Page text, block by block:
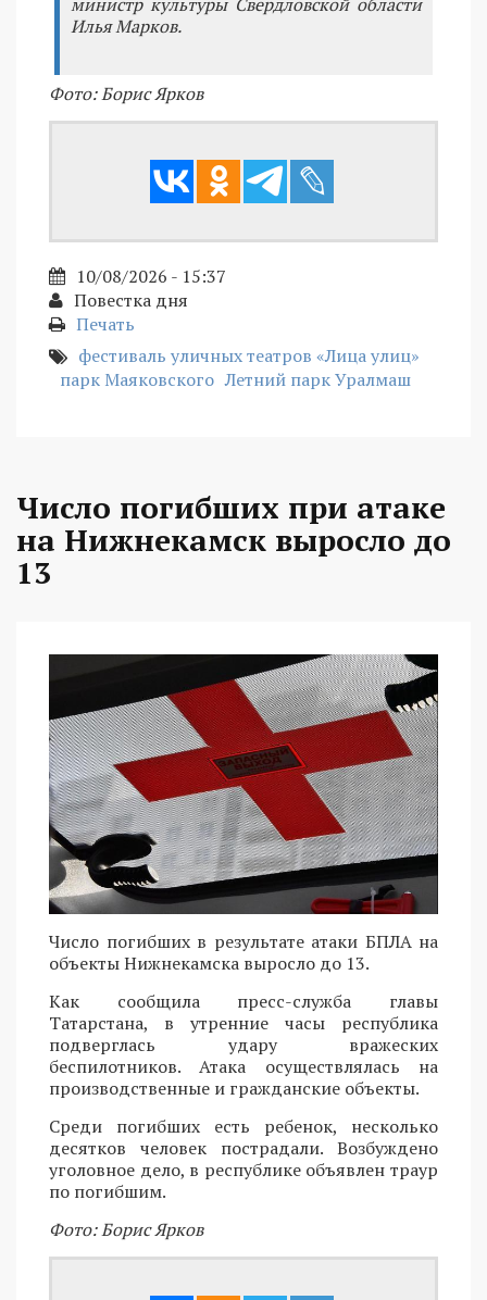
Илья Марков.
Фото: Борис Ярков
10/08/2026 - 15:37
Повестка дня
Печать
фестиваль уличных театров «Лица улиц»
парк Маяковского Летний парк Уралмаш
Число погибших при атаке
на Нижнекамск выросло до
13
Число погибших в результате атаки БПЛА на
объекты Нижнекамска выросло до 13.
Как сообщила пресс-служба главы
Татарстана, в утренние часы республика
подверглась удару вражеских
беспилотников. Атака осуществлялась на
производственные и гражданские объекты.
Среди погибших есть ребенок, несколько
десятков человек пострадали. Возбуждено
уголовное дело, в республике объявлен траур
по погибшим.
Фото: Борис Ярков